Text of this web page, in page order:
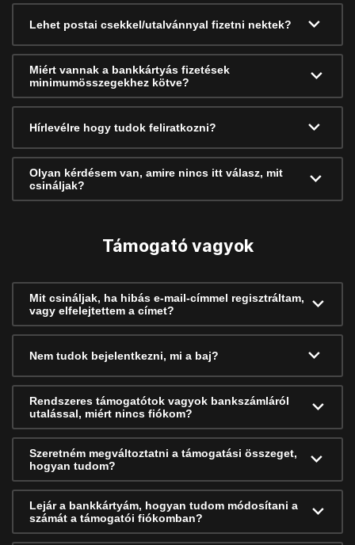
Lehet postai csekkel/utalvánnyal fizetni nektek?
Miért vannak a bankkártyás fizetések
minimumösszegekhez kötve?
Hírlevélre hogy tudok feliratkozni?
Olyan kérdésem van, amire nincs itt válasz, mit
csináljak?
Támogató vagyok
Mit csináljak, ha hibás e-mail-címmel regisztráltam,
vagy elfelejtettem a címet?
Nem tudok bejelentkezni, mi a baj?
Rendszeres támogatótok vagyok bankszámláról
utalással, miért nincs fiókom?
Szeretném megváltoztatni a támogatási összeget,
hogyan tudom?
Lejár a bankkártyám, hogyan tudom módosítani a
számát a támogatói fiókomban?